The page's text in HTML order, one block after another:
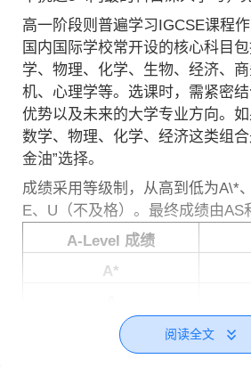
高一阶段则普遍学习IGCSE课程
国内国际学校常开设的核心科目
学、物理、化学、生物、经济、
机、心理学等。选课时，需紧密
优势以及未来的大学专业方向。如
数学、物理、化学、经济这类组
金油”选择。
成绩采用等级制，从高到低为A\*
E、U（不及格）。最终成绩由AS
A-Level 成绩
A*
阅读全文